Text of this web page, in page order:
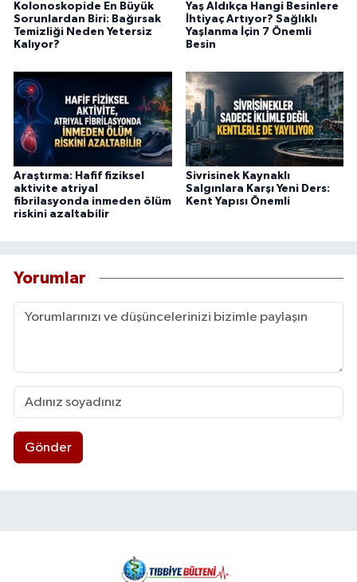
Kolonoskopide En Büyük
Sorunlardan Biri: Bağırsak
Temizliği Neden Yetersiz
Kalıyor?
Yaş Aldıkça Hangi Besinlere
İhtiyaç Artıyor? Sağlıklı
Yaşlanma İçin 7 Önemli
Besin
Araştırma: Hafif fiziksel
aktivite atriyal
fibrilasyonda inmeden ölüm
riskini azaltabilir
Sivrisinek Kaynaklı
Salgınlara Karşı Yeni Ders:
Kent Yapısı Önemli
Yorumlar
Gönder